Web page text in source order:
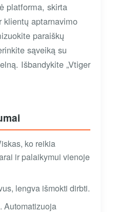
platforma, skirta
klientų aptarnavimo
paraiškų
sąveiką su
Išbandykite „Vtiger
ko reikia
ir palaikymui vienoje
lengva išmokti dirbti.
Automatizuoja